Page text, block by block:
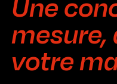
mesure,
votre